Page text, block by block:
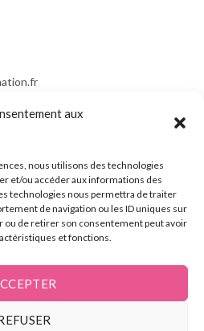
aux
nous utilisons des technologies
et/ou accéder aux informations des
technologies nous permettra de traiter
de navigation ou les ID uniques sur
ou de retirer son consentement peut avoir
et fonctions.
75016 Paris